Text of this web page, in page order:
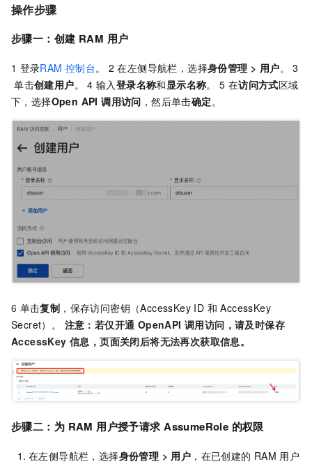
操作步骤
步骤一：创建 RAM 用户
1 登录RAM 控制台。 2 在左侧导航栏，选择身份管理 > 用户。 3
单击创建用户。 4 输入登录名称和显示名称。 5 在访问方式区域
下，选择Open API 调用访问 ，然后单击确定。
6 单击复制 ，保存访问密钥（AccessKey ID 和 AccessKey
Secret）。 注意：若仅开通 OpenAPI 调用访问，请及时保存
AccessKey 信息，页面关闭后将无法再次获取信息。
步骤二：为 RAM 用户授予请求 AssumeRole 的权限
在左侧导航栏，选择身份管理 > 用户 ，在已创建的 RAM 用户